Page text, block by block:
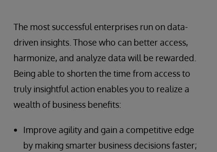
The most successful enterprises run on data-
driven insights. Those who can better access,
harmonize, and analyze data will be rewarded.
Being able to shorten the time from access to
truly insightful action enables you to realize a
wealth of business benefits:
Improve agility and gain a competitive edge
by making smarter business decisions faster;